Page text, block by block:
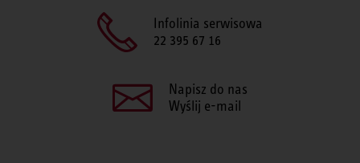
Infolinia serwisowa
22 395 67 16
Napisz do nas
Wyślij e-mail